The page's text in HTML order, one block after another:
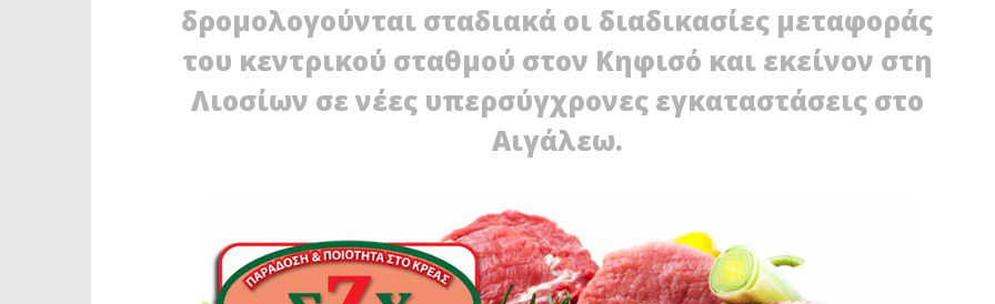
Φεβρουαρίου
Φεβρουαρίου
2022
Maxitis
Petroupolis
Φεβρουαρίου
2022
Maxitis
Petroupolis
δρομολογούνται σταδιακά οι διαδικασίες μεταφοράς
του κεντρικού σταθμού στον Κηφισό και εκείνον στη
Λιοσίων σε νέες υπερσύγχρονες εγκαταστάσεις στο
Αιγάλεω.